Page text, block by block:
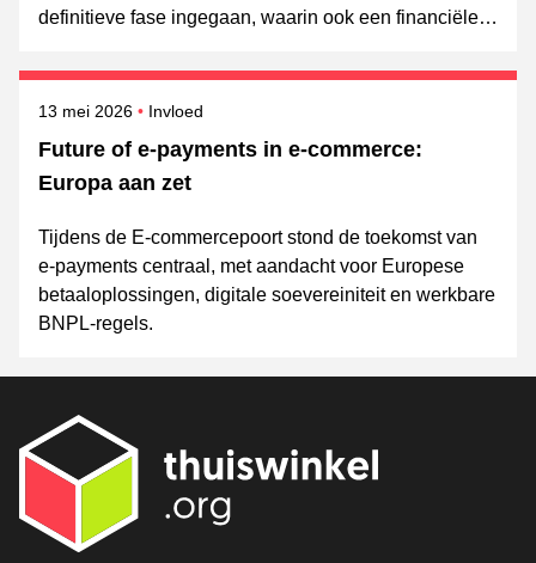
definitieve fase ingegaan, waarin ook een financiële
je ook moet afdragen.
Future of e-payments in e-commerce:
Europa aan zet
Gepubliceerd op
13 mei 2026 Onderwerpen
Invloed
Tijdens de E-commercepoort stond de toekomst van
e-payments centraal, met aandacht voor Europese
betaaloplossingen, digitale soevereiniteit en werkbare
BNPL-regels.